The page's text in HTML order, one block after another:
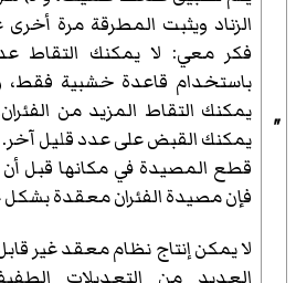
"
الزناد ويثبت المطرقة مرة
فكر معي: لا يمكنك التقاط
باستخدام قاعدة خشبية فقط،
يمكنك التقاط المزيد من
يمكنك القبض على عدد قليل
قطع المصيدة في مكانها قبل
فإن مصيدة الفئران معقدة بشكل
لا يمكن إنتاج نظام معقد غير